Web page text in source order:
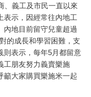
、義工及市民一直以來
表示，因經常往內地工
內地目前留守兒童超過
的成長和學習困難，支
則表示，每年5月都留意
工朋友努力義賣樂施
籲大家購買樂施米一起